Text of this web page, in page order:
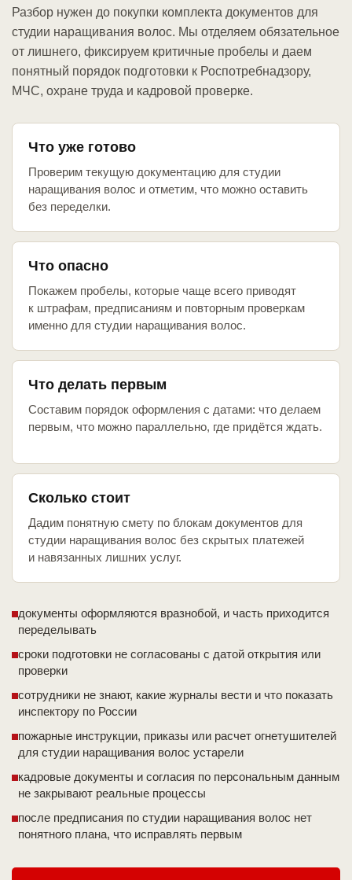
Разбор нужен до покупки комплекта документов для
студии наращивания волос. Мы отделяем обязательное
от лишнего, фиксируем критичные пробелы и даем
понятный порядок подготовки к Роспотребнадзору,
МЧС, охране труда и кадровой проверке.
Что уже готово
Проверим текущую документацию для студии
наращивания волос и отметим, что можно оставить
без переделки.
Что опасно
Покажем пробелы, которые чаще всего приводят
к штрафам, предписаниям и повторным проверкам
именно для студии наращивания волос.
Что делать первым
Составим порядок оформления с датами: что делаем
первым, что можно параллельно, где придётся ждать.
Сколько стоит
Дадим понятную смету по блокам документов для
студии наращивания волос без скрытых платежей
и навязанных лишних услуг.
документы оформляются вразнобой, и часть приходится
переделывать
сроки подготовки не согласованы с датой открытия или
проверки
сотрудники не знают, какие журналы вести и что показать
инспектору по России
пожарные инструкции, приказы или расчет огнетушителей
для студии наращивания волос устарели
кадровые документы и согласия по персональным данным
не закрывают реальные процессы
после предписания по студии наращивания волос нет
понятного плана, что исправлять первым